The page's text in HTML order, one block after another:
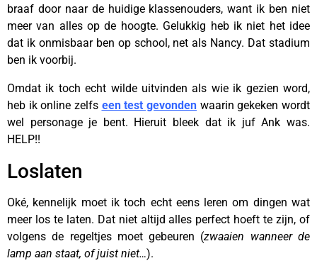
braaf door naar de huidige klassenouders, want ik ben niet
meer van alles op de hoogte. Gelukkig heb ik niet het idee
dat ik onmisbaar ben op school, net als Nancy. Dat stadium
ben ik voorbij.
Omdat ik toch echt wilde uitvinden als wie ik gezien word,
heb ik online zelfs een test gevonden waarin gekeken wordt
wel personage je bent. Hieruit bleek dat ik juf Ank was.
HELP!!
Loslaten
Oké, kennelijk moet ik toch echt eens leren om dingen wat
meer los te laten. Dat niet altijd alles perfect hoeft te zijn, of
volgens de regeltjes moet gebeuren (zwaaien wanneer de
lamp aan staat, of juist niet…).